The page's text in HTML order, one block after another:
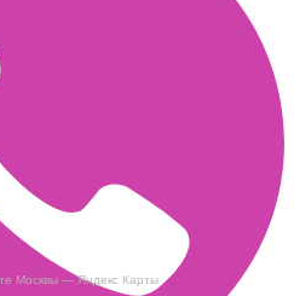
Москвы — Яндекс Карты